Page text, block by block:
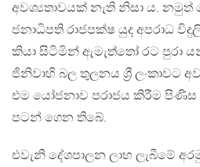
අවශ්‍යතාවයක් නැති නිසා ය.
ජනාධිපති රාජපක්ෂ යුද අපරාධ
කියා සිටිමින් ඇමැත්තෝ රට පුරා
ජිනිවාහි බල තුලනය ශ්‍රී ලංකාවට
එම යෝජනාව පරාජය කිරීම පිණිස
පටන් ගෙන තිබේ.
එවැනි දේශපාලන ලාභ ලැබීමේ